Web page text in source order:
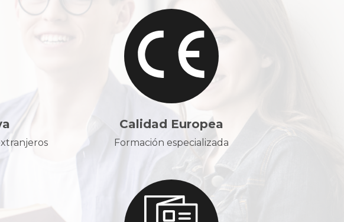
Calidad Europea
Formación especializada